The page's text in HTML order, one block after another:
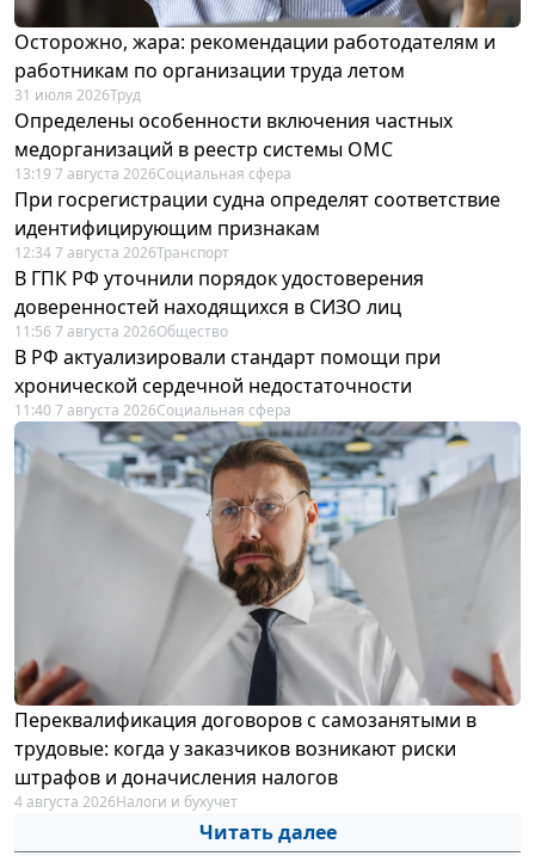
Осторожно, жара: рекомендации работодателям и
работникам по организации труда летом
31 июля 2026Труд
Определены особенности включения частных
медорганизаций в реестр системы ОМС
13:19 7 августа 2026Социальная сфера
При госрегистрации судна определят соответствие
идентифицирующим признакам
12:34 7 августа 2026Транспорт
В ГПК РФ уточнили порядок удостоверения
доверенностей находящихся в СИЗО лиц
11:56 7 августа 2026Общество
В РФ актуализировали стандарт помощи при
хронической сердечной недостаточности
11:40 7 августа 2026Социальная сфера
Переквалификация договоров с самозанятыми в
трудовые: когда у заказчиков возникают риски
штрафов и доначисления налогов
4 августа 2026Налоги и бухучет
Читать далее